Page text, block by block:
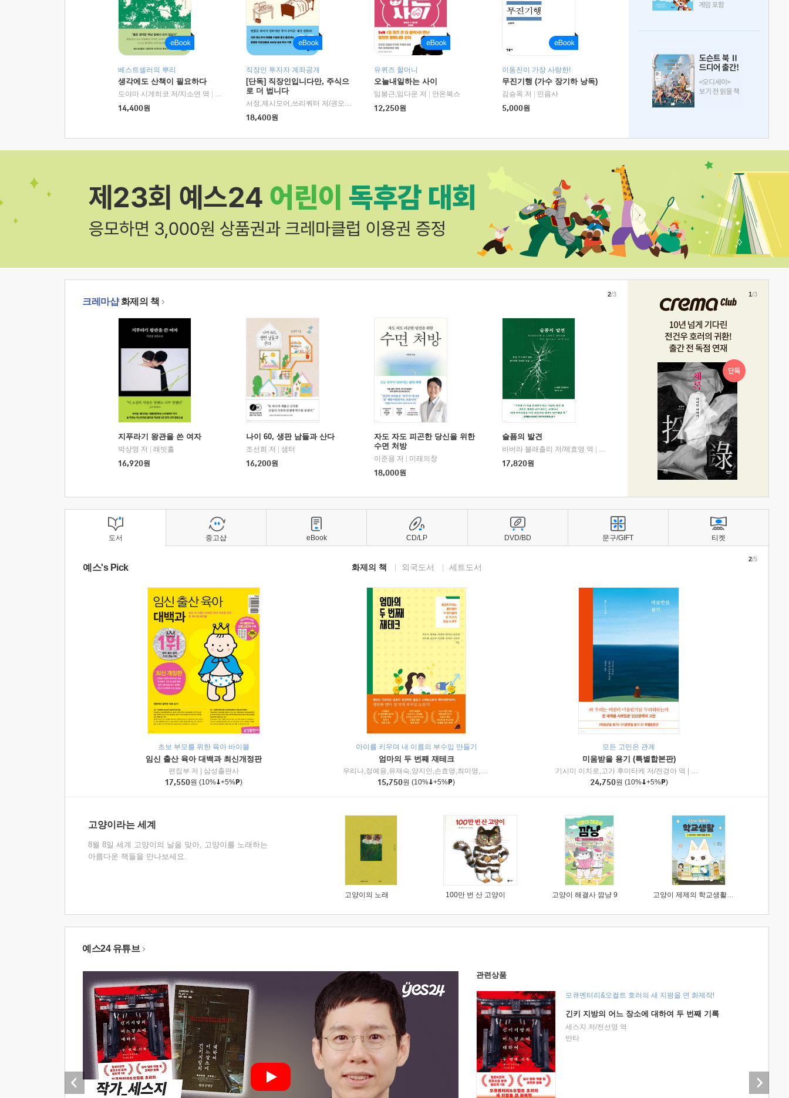
베스트셀러의 뿌리
생각에도 산책이 필요하다
도야마 시게히코 저/지소연 역
알에이치코리아(RHK)
14,400원
직장인 투자자 계좌공개
[단독] 직장인입니다만, 주식으
로 더 법니다
서정,제시모어,쓰리쿼터 저/권오태,시그널리포트 편
18,400원
유퀴즈 할머니
오늘내일하는 사이
임봉근,임다운 저
안온북스
12,250원
이동진이 가장 사랑한!
무진기행 (가수 장기하 낭독)
김승옥 저
민음사
5,000원
크레마샵화제의 책
지푸라기 왕관을 쓴 여자
박상영 저
래빗홀
16,920원
나이 60, 생판 남들과 산다
조선희 저
샘터
16,200원
자도 자도 피곤한 당신을 위한
수면 처방
이준용 저
미래의창
18,000원
슬픔의 발견
바버라 블래츨리 저/제효영 역
디플롯
17,820원
2/3 1/3
도서
예스's Pick 화제의 책 외국도서 세트도서
초보 부모를 위한 육아 바이블
임신 출산 육아 대백과 최신개정판
편집부 저
삼성출판사
17,550원 (10% +5% )
아이를 키우며 내 이름의 부수입 만들기
엄마의 두 번째 재테크
우리나,정예용,유재숙,양지인,손효영,최미영,조민주,이진현,차미숙,서미숙 저 | 제이브리즈북스
15,750원 (10% +5% )
모든 고민은 관계
미움받을 용기 (특별합본판)
기시미 이치로,고가 후미타케 저/전경아 역
인플루엔셜
24,750원 (10% +5% )
2/5
고양이라는 세계
8월 8일 세계 고양이의 날을 맞아, 고양이를 노래하는
아름다운 책들을 만나보세요.
고양이의 노래 100만 번 산 고양이 고양이 해결사 깜냥 9 고양이 제제의 학교생활 1 : 초등학생이 이렇게 힘들 줄이야
중고샵 eBook CD/LP DVD/BD 문구/GIFT 티켓
예스24 유튜브
관련상품
모큐멘터리&오컬트 호러의 새 지평을 연 화제작!
긴키 지방의 어느 장소에 대하여 두 번째 기록
세스지 저/전선영 역
반타